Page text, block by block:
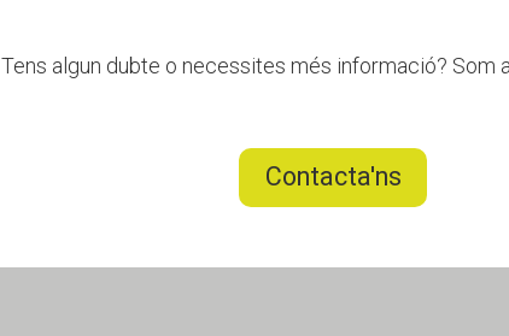
Tens algun dubte o necessites més informació? Som
Contacta'ns